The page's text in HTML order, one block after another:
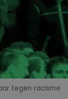
tegen racisme